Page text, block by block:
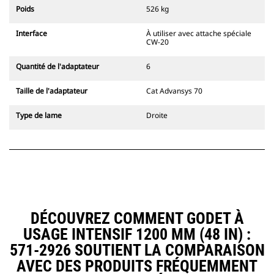
champ de vision du conducteur.
Les attaches à accouplement par
axes Cat sont compatibles avec les
352 et toutes les pelles sur pneus.
tranchée sont également
Les équipements compatibles avec
rapide fixes. Les attaches spéciales
Les attaches spéciales CW sont
disponibles pour toutes les pelles
hydrauliques à chaines et sur
pneus.
Poids 526 kg
Interface
À utiliser avec attache spéciale
CW-20
Quantité de l'adaptateur 6
Taille de l'adaptateur Cat Advansys 70
Type de lame Droite
DÉCOUVREZ COMMENT GODET À
USAGE INTENSIF 1200 MM (48 IN) :
571-2926 SOUTIENT LA COMPARAISON
AVEC DES PRODUITS FRÉQUEMMENT